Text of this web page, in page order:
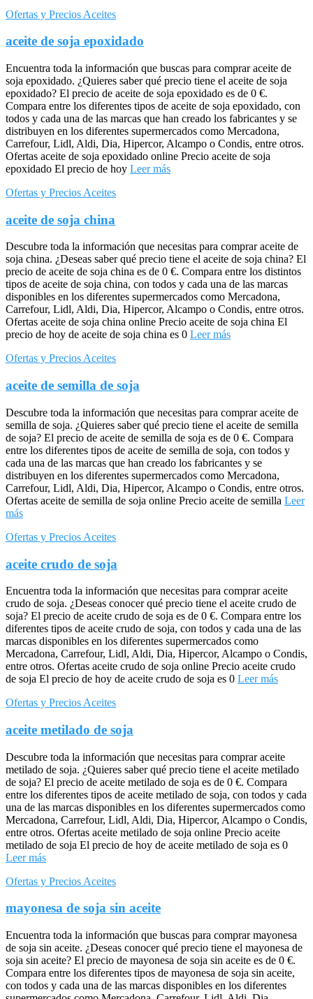
Ofertas y Precios Aceites
aceite de soja epoxidado
Encuentra toda la información que buscas para comprar aceite de
soja epoxidado. ¿Quieres saber qué precio tiene el aceite de soja
epoxidado? El precio de aceite de soja epoxidado es de 0 €.
Compara entre los diferentes tipos de aceite de soja epoxidado, con
todos y cada una de las marcas que han creado los fabricantes y se
distribuyen en los diferentes supermercados como Mercadona,
Carrefour, Lidl, Aldi, Dia, Hipercor, Alcampo o Condis, entre otros.
Ofertas aceite de soja epoxidado online Precio aceite de soja
epoxidado El precio de hoy Leer más
Ofertas y Precios Aceites
aceite de soja china
Descubre toda la información que necesitas para comprar aceite de
soja china. ¿Deseas saber qué precio tiene el aceite de soja china? El
precio de aceite de soja china es de 0 €. Compara entre los distintos
tipos de aceite de soja china, con todos y cada una de las marcas
disponibles en los diferentes supermercados como Mercadona,
Carrefour, Lidl, Aldi, Dia, Hipercor, Alcampo o Condis, entre otros.
Ofertas aceite de soja china online Precio aceite de soja china El
precio de hoy de aceite de soja china es 0 Leer más
Ofertas y Precios Aceites
aceite de semilla de soja
Descubre toda la información que necesitas para comprar aceite de
semilla de soja. ¿Quieres saber qué precio tiene el aceite de semilla
de soja? El precio de aceite de semilla de soja es de 0 €. Compara
entre los diferentes tipos de aceite de semilla de soja, con todos y
cada una de las marcas que han creado los fabricantes y se
distribuyen en los diferentes supermercados como Mercadona,
Carrefour, Lidl, Aldi, Dia, Hipercor, Alcampo o Condis, entre otros.
Ofertas aceite de semilla de soja online Precio aceite de semilla Leer
más
Ofertas y Precios Aceites
aceite crudo de soja
Encuentra toda la información que necesitas para comprar aceite
crudo de soja. ¿Deseas conocer qué precio tiene el aceite crudo de
soja? El precio de aceite crudo de soja es de 0 €. Compara entre los
diferentes tipos de aceite crudo de soja, con todos y cada una de las
marcas disponibles en los diferentes supermercados como
Mercadona, Carrefour, Lidl, Aldi, Dia, Hipercor, Alcampo o Condis,
entre otros. Ofertas aceite crudo de soja online Precio aceite crudo
de soja El precio de hoy de aceite crudo de soja es 0 Leer más
Ofertas y Precios Aceites
aceite metilado de soja
Descubre toda la información que necesitas para comprar aceite
metilado de soja. ¿Quieres saber qué precio tiene el aceite metilado
de soja? El precio de aceite metilado de soja es de 0 €. Compara
entre los diferentes tipos de aceite metilado de soja, con todos y cada
una de las marcas disponibles en los diferentes supermercados como
Mercadona, Carrefour, Lidl, Aldi, Dia, Hipercor, Alcampo o Condis,
entre otros. Ofertas aceite metilado de soja online Precio aceite
metilado de soja El precio de hoy de aceite metilado de soja es 0
Leer más
Ofertas y Precios Aceites
mayonesa de soja sin aceite
Encuentra toda la información que buscas para comprar mayonesa
de soja sin aceite. ¿Deseas conocer qué precio tiene el mayonesa de
soja sin aceite? El precio de mayonesa de soja sin aceite es de 0 €.
Compara entre los diferentes tipos de mayonesa de soja sin aceite,
con todos y cada una de las marcas disponibles en los diferentes